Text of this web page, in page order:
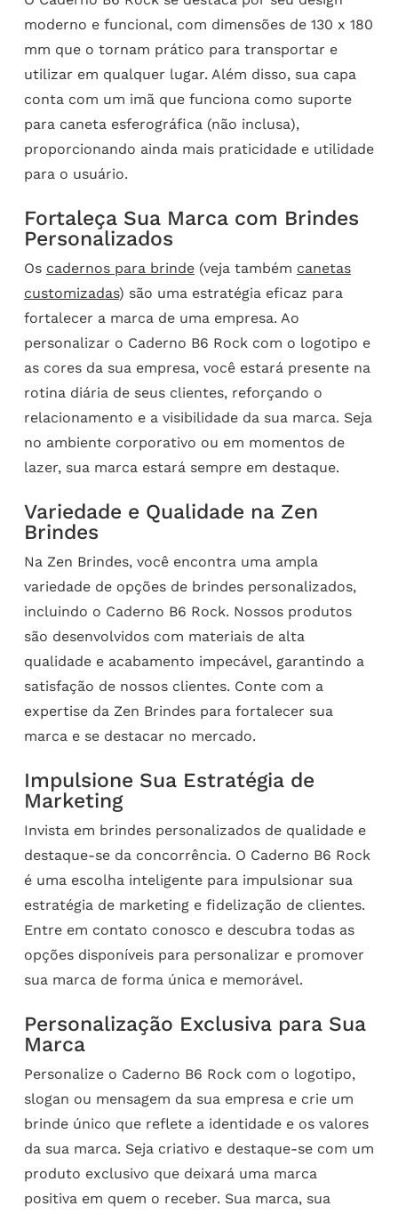
moderno e funcional, com dimensões de 130 x 180
mm que o tornam prático para transportar e
utilizar em qualquer lugar. Além disso, sua capa
conta com um imã que funciona como suporte
para caneta esferográfica (não inclusa),
proporcionando ainda mais praticidade e utilidade
para o usuário.
Fortaleça Sua Marca com Brindes
Personalizados
Os cadernos para brinde(veja também canetas
customizadas) são uma estratégia eficaz para
fortalecer a marca de uma empresa. Ao
personalizar o Caderno B6 Rock com o logotipo e
as cores da sua empresa, você estará presente na
rotina diária de seus clientes, reforçando o
relacionamento e a visibilidade da sua marca. Seja
no ambiente corporativo ou em momentos de
lazer, sua marca estará sempre em destaque.
Variedade e Qualidade na Zen
Brindes
Na Zen Brindes, você encontra uma ampla
variedade de opções de brindes personalizados,
incluindo o Caderno B6 Rock. Nossos produtos
são desenvolvidos com materiais de alta
qualidade e acabamento impecável, garantindo a
satisfação de nossos clientes. Conte com a
expertise da Zen Brindes para fortalecer sua
marca e se destacar no mercado.
Impulsione Sua Estratégia de
Marketing
Invista em brindes personalizados de qualidade e
destaque-se da concorrência. O Caderno B6 Rock
é uma escolha inteligente para impulsionar sua
estratégia de marketing e fidelização de clientes.
Entre em contato conosco e descubra todas as
opções disponíveis para personalizar e promover
sua marca de forma única e memorável.
Personalização Exclusiva para Sua
Marca
Personalize o Caderno B6 Rock com o logotipo,
slogan ou mensagem da sua empresa e crie um
brinde único que reflete a identidade e os valores
da sua marca. Seja criativo e destaque-se com um
produto exclusivo que deixará uma marca
positiva em quem o receber. Sua marca, sua